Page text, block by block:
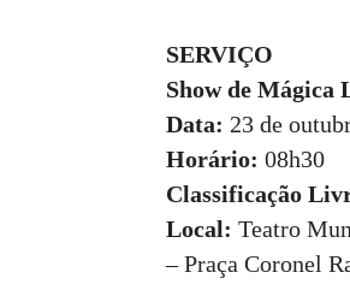
SERVIÇO
Show de Mágica
Data: 23 de
Horário: 08h30
Classificação
Local: Teatro
– Praça Coronel